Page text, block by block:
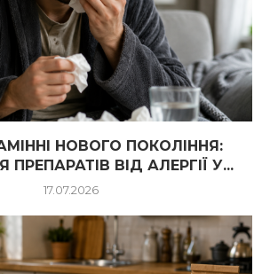
НОВОГО ПОКОЛІННЯ:
ПРЕПАРАТІВ ВІД АЛЕРГІЇ У...
17.07.2026